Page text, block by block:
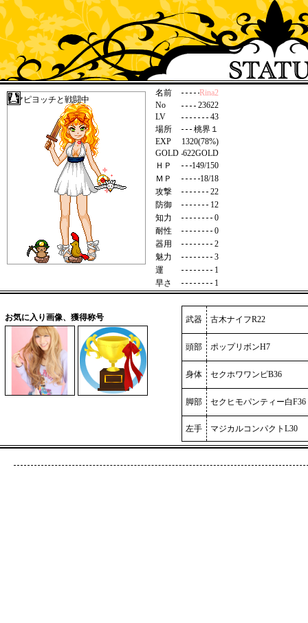
タマピヨッチと戦闘中
名前
Rina2
No
23622
LV
43
場所
桃界１
EXP
1320(78%)
GOLD 622GOLD
ＨＰ
149/150
ＭＰ
18/18
攻撃
22
防御
12
知力
0
耐性
0
器用
2
魅力
3
運
1
早さ
1
お気に入り画像、獲得称号 武器 古木ナイフR22
頭部 ポップリボンH7
身体 セクホワワンピB36
脚部 セクヒモパンティー白F36
左手 マジカルコンパクトL30